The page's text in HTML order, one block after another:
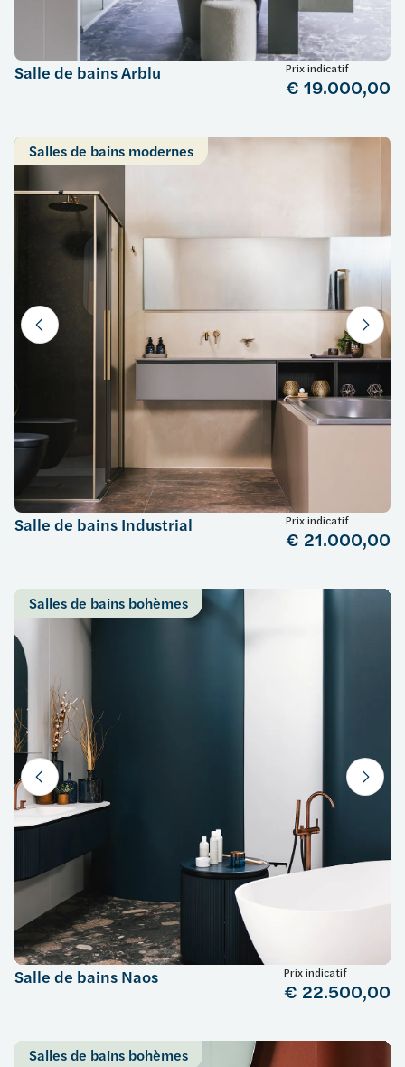
Salle de bains Arblu Prix indicatif
€ 19.000,00
Salles de bains modernes
Salle de bains Industrial Prix indicatif
€ 21.000,00
Salles de bains bohèmes
Salle de bains Naos Prix indicatif
€ 22.500,00
Salles de bains bohèmes